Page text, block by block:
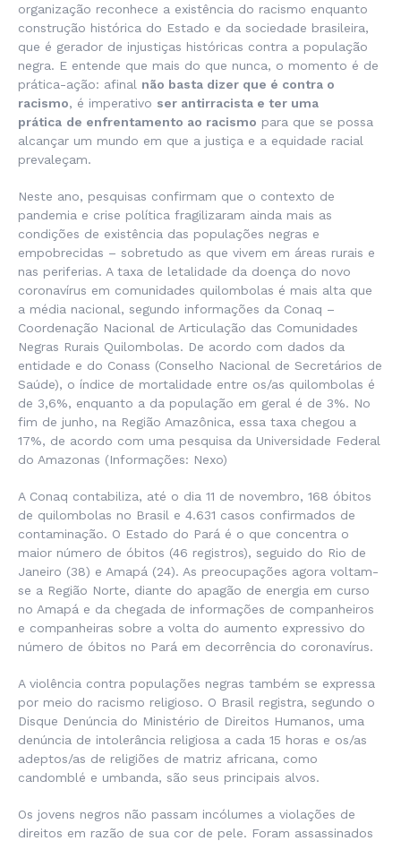
organização reconhece a existência do racismo enquanto
construção histórica do Estado e da sociedade brasileira,
que é gerador de injustiças históricas contra a população
negra. E entende que mais do que nunca, o momento é de
prática-ação: afinal não basta dizer que é contra o
racismo, é imperativo ser antirracista e ter uma
prática de enfrentamento ao racismo para que se possa
alcançar um mundo em que a justiça e a equidade racial
prevaleçam.
Neste ano, pesquisas confirmam que o contexto de
pandemia e crise política fragilizaram ainda mais as
condições de existência das populações negras e
empobrecidas – sobretudo as que vivem em áreas rurais e
nas periferias. A taxa de letalidade da doença do novo
coronavírus em comunidades quilombolas é mais alta que
a média nacional, segundo informações da Conaq –
Coordenação Nacional de Articulação das Comunidades
Negras Rurais Quilombolas. De acordo com dados da
entidade e do Conass (Conselho Nacional de Secretários de
Saúde), o índice de mortalidade entre os/as quilombolas é
de 3,6%, enquanto a da população em geral é de 3%. No
fim de junho, na Região Amazônica, essa taxa chegou a
17%, de acordo com uma pesquisa da Universidade Federal
do Amazonas (Informações: Nexo)
A Conaq contabiliza, até o dia 11 de novembro, 168 óbitos
de quilombolas no Brasil e 4.631 casos confirmados de
contaminação. O Estado do Pará é o que concentra o
maior número de óbitos (46 registros), seguido do Rio de
Janeiro (38) e Amapá (24). As preocupações agora voltam-
se a Região Norte, diante do apagão de energia em curso
no Amapá e da chegada de informações de companheiros
e companheiras sobre a volta do aumento expressivo do
número de óbitos no Pará em decorrência do coronavírus.
A violência contra populações negras também se expressa
por meio do racismo religioso. O Brasil registra, segundo o
Disque Denúncia do Ministério de Direitos Humanos, uma
denúncia de intolerância religiosa a cada 15 horas e os/as
adeptos/as de religiões de matriz africana, como
candomblé e umbanda, são seus principais alvos.
Os jovens negros não passam incólumes a violações de
direitos em razão de sua cor de pele. Foram assassinados